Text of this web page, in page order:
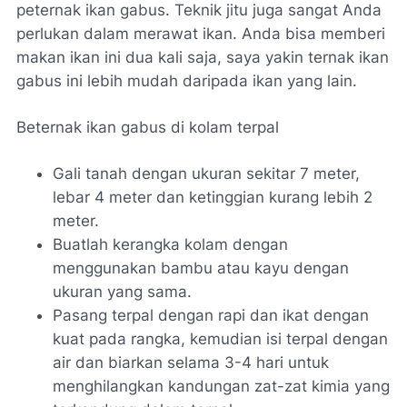
peternak ikan gabus. Teknik jitu juga sangat Anda
perlukan dalam merawat ikan. Anda bisa memberi
makan ikan ini dua kali saja, saya yakin ternak ikan
gabus ini lebih mudah daripada ikan yang lain.
Beternak ikan gabus di kolam terpal
Gali tanah dengan ukuran sekitar 7 meter,
lebar 4 meter dan ketinggian kurang lebih 2
meter.
Buatlah kerangka kolam dengan
menggunakan bambu atau kayu dengan
ukuran yang sama.
Pasang terpal dengan rapi dan ikat dengan
kuat pada rangka, kemudian isi terpal dengan
air dan biarkan selama 3-4 hari untuk
menghilangkan kandungan zat-zat kimia yang